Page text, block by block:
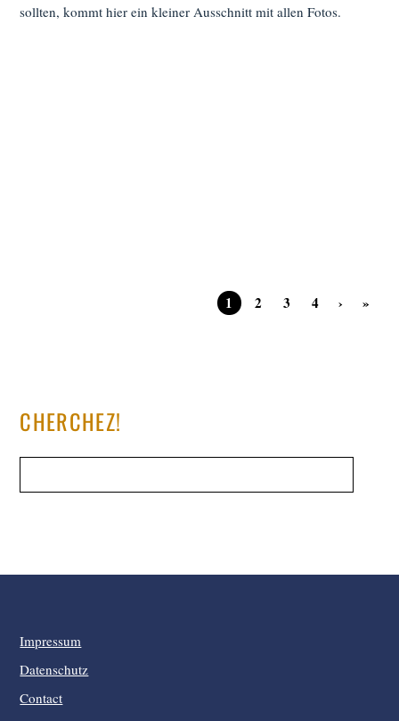
sollten, kommt hier ein kleiner Ausschnitt mit allen Fotos.
1 2 3 4 › »
CHERCHEZ!
Impressum
Datenschutz
Contact